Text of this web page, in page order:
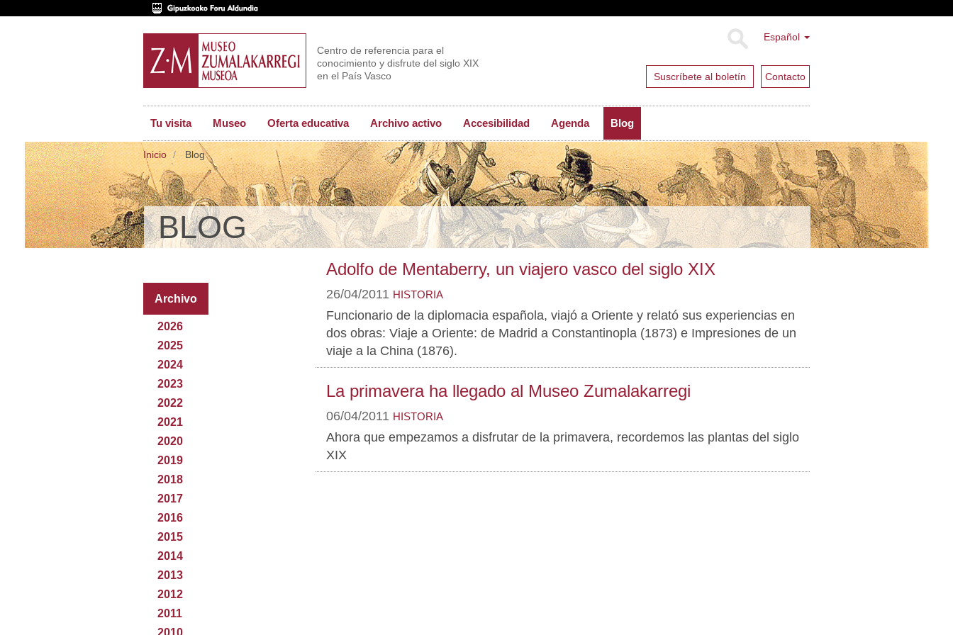
Español
Suscríbete al boletín Contacto
Centro de referencia para el
conocimiento y disfrute del siglo XIX
en el País Vasco
Tu visita Museo Oferta educativa Archivo activo Accesibilidad Agenda Blog
Inicio Blog
BLOG
Adolfo de Mentaberry, un viajero vasco del siglo XIX
26/04/2011 HISTORIA
Funcionario de la diplomacia española, viajó a Oriente y relató sus experiencias en
dos obras: Viaje a Oriente: de Madrid a Constantinopla (1873) e Impresiones de un
viaje a la China (1876).
La primavera ha llegado al Museo Zumalakarregi
06/04/2011 HISTORIA
Ahora que empezamos a disfrutar de la primavera, recordemos las plantas del siglo
XIX
Archivo
2026
2025
2024
2023
2022
2021
2020
2019
2018
2017
2016
2015
2014
2013
2012
2011
2010